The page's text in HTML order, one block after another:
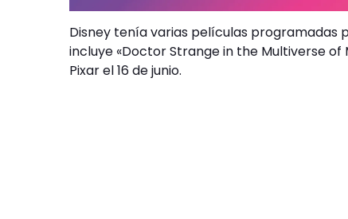
Disney tenía varias películas programadas
incluye «Doctor Strange in the Multiverse of
Pixar el 16 de junio.